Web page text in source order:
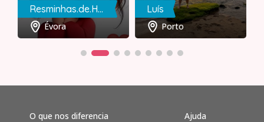
Resminhas.de.Humor
Évora
Luís
Porto
O que nos diferencia
Ajuda